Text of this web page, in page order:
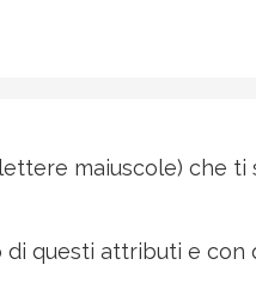
maiuscole) che
questi attributi e con